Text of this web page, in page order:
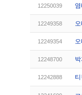
12250039
12249358
12249354
12248700
12242888